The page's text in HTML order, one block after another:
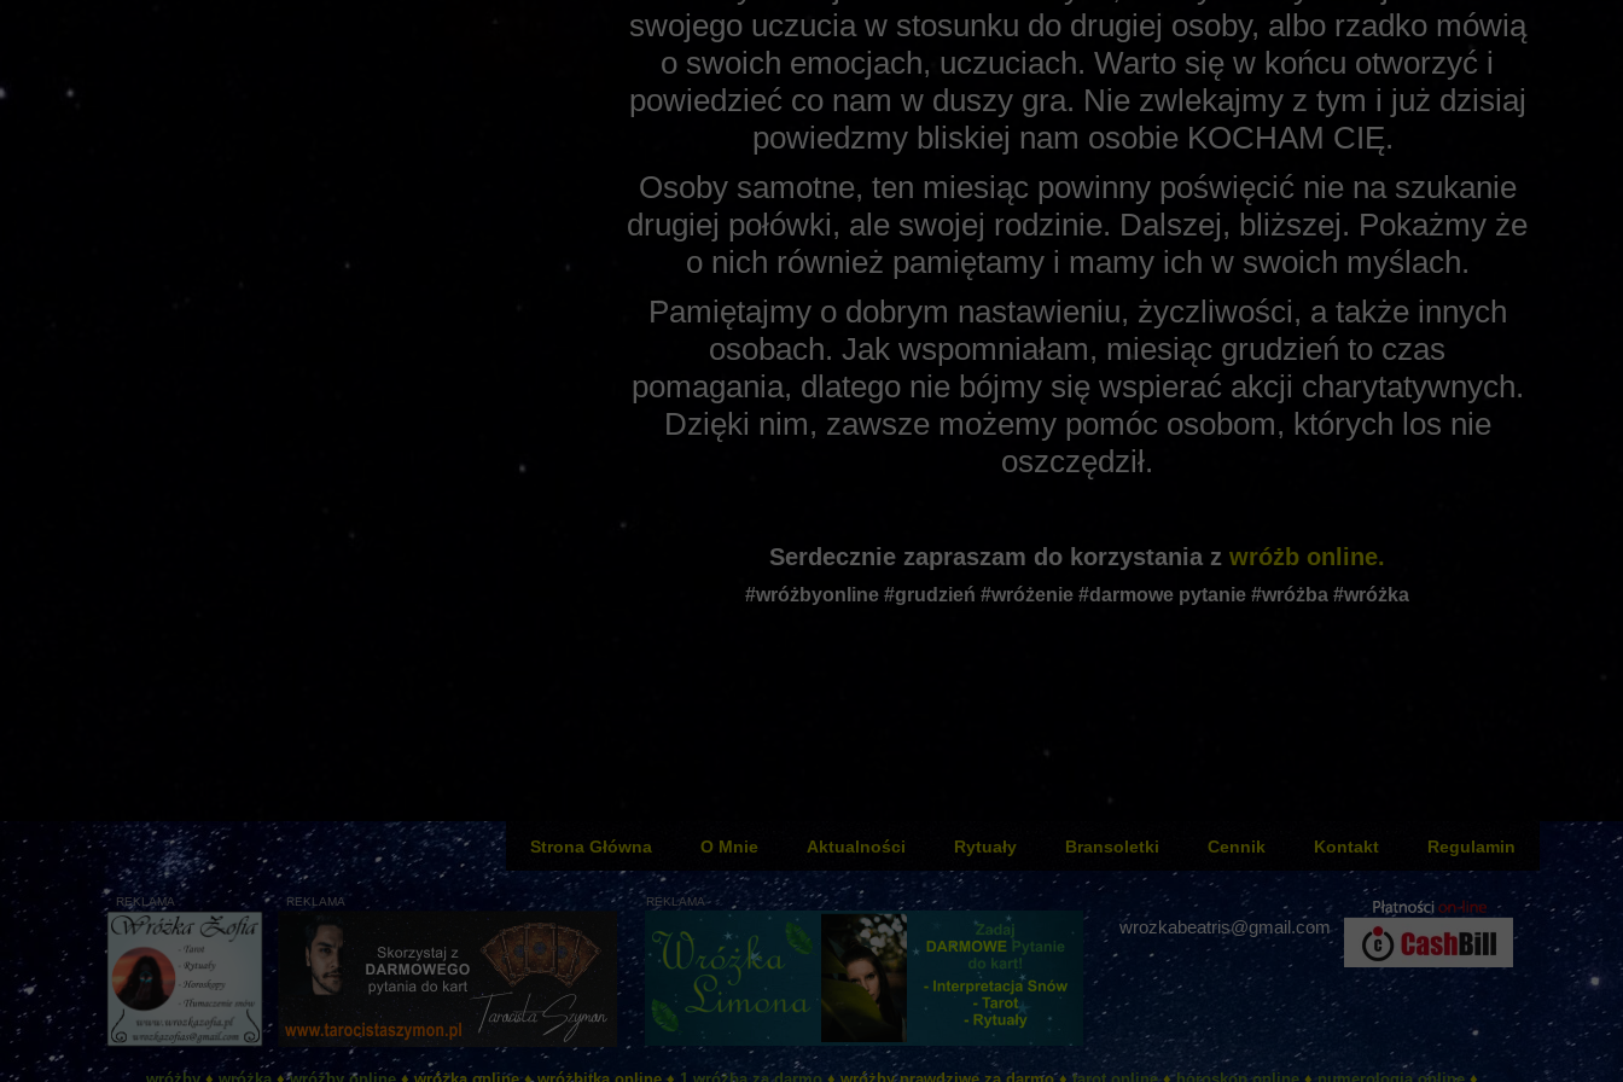
swojego uczucia w stosunku do drugiej osoby, albo rzadko mówią
o swoich emocjach, uczuciach. Warto się w końcu otworzyć i
powiedzieć co nam w duszy gra. Nie zwlekajmy z tym i już dzisiaj
powiedzmy bliskiej nam osobie KOCHAM CIĘ.
Osoby samotne, ten miesiąc powinny poświęcić nie na szukanie
drugiej połówki, ale swojej rodzinie. Dalszej, bliższej. Pokażmy że
o nich również pamiętamy i mamy ich w swoich myślach.
Pamiętajmy o dobrym nastawieniu, życzliwości, a także innych
osobach. Jak wspomniałam, miesiąc grudzień to czas
pomagania, dlatego nie bójmy się wspierać akcji charytatywnych.
Dzięki nim, zawsze możemy pomóc osobom, których los nie
oszczędził.
Serdecznie zapraszam do korzystania z wróżb online.
#wróżbyonline #grudzień #wróżenie #darmowe pytanie #wróżba #wróżka
REKLAMA REKLAMA
REKLAMA
Strona Główna O Mnie Aktualności Rytuały Bransoletki Cennik Kontakt Regulamin
wrozkabeatris@gmail.com